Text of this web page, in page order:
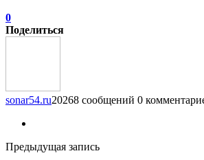
0
Поделиться
sonar54.ru20268 сообщений 0
Предыдущая запись